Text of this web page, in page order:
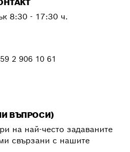
8:30 - 17:30 ч.
2 906 10 61
ВЪПРОСИ)
на най-често задаваните
свързани с нашите